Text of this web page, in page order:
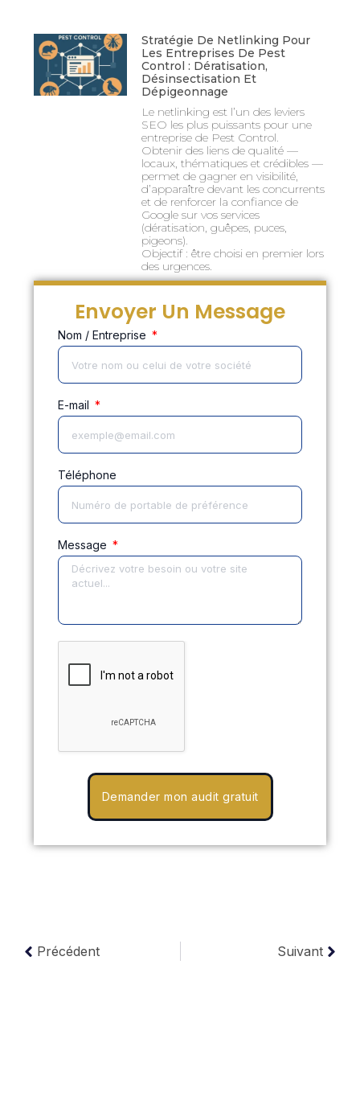
Stratégie De Netlinking Pour
Les Entreprises De Pest
Control : Dératisation,
Désinsectisation Et
Dépigeonnage
Le netlinking est l’un des leviers
SEO les plus puissants pour une
entreprise de Pest Control.
Obtenir des liens de qualité —
locaux, thématiques et crédibles —
permet de gagner en visibilité,
d’apparaître devant les concurrents
et de renforcer la confiance de
Google sur vos services
(dératisation, guêpes, puces,
pigeons).
Objectif : être choisi en premier lors
des urgences.
Envoyer Un Message
Nom / Entreprise
E-mail
Téléphone
Message
Demander mon audit gratuit
Précédent Suivant